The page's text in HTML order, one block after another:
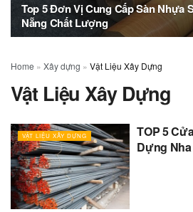
Top 5 Đơn Vị Cung Cấp Sàn Nhựa
Nẵng Chất Lượng
Home » Xây dựng » Vật Liệu Xây Dựng
Vật Liệu Xây Dựng
VẬT LIỆU XÂY DỰNG
TOP 5
Dựng